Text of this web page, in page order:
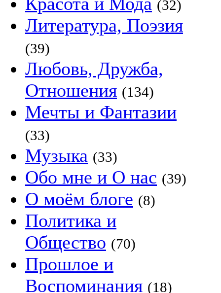
(32)
Литература, Поэзия
(39)
Любовь, Дружба,
Отношения (134)
Мечты и Фантазии
(33)
Музыка (33)
Обо мне и О нас (39)
О моём блоге (8)
Политика и
Общество (70)
Прошлое и
Воспоминания (18)